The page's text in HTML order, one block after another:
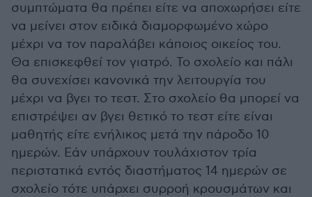
συμπτώματα θα πρέπει είτε να αποχωρήσει είτε
να μείνει στον ειδικά διαμορφωμένο χώρο
μέχρι να τον παραλάβει κάποιος οικείος του.
Θα επισκεφθεί τον γιατρό. Το σχολείο και πάλι
θα συνεχίσει κανονικά την λειτουργία του
μέχρι να βγει το τεστ. Στο σχολείο θα μπορεί να
επιστρέψει αν βγει θετικό το τεστ είτε είναι
μαθητής είτε ενήλικος μετά την πάροδο 10
ημερών. Εάν υπάρχουν τουλάχιστον τρία
περιστατικά εντός διαστήματος 14 ημερών σε
σχολείο τότε υπάρχει συρροή κρουσμάτων και